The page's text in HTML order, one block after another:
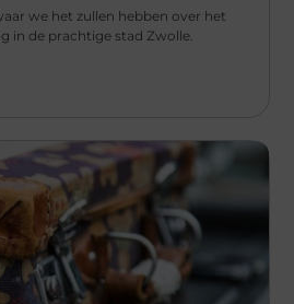
we het zullen hebben over het
in de prachtige stad Zwolle.